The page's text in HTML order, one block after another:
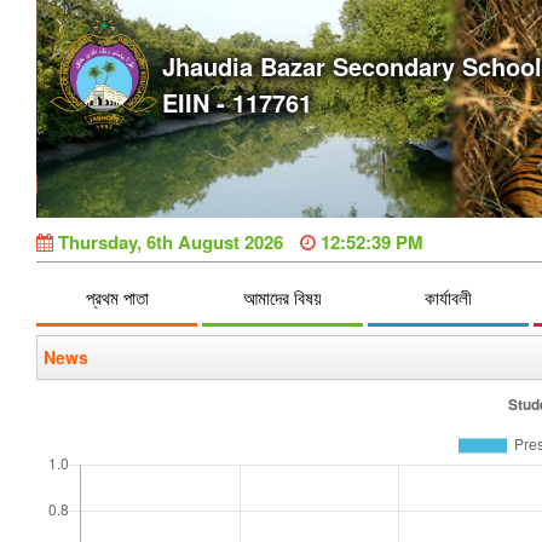
Jhaudia Bazar Secondary School
EIIN - 117761
Thursday, 6th August 2026 12:52:39 PM
প্রথম পাতা আমাদের বিষয় কার্যাবলী
News